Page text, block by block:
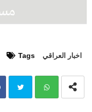
Tags اخبار العراقي